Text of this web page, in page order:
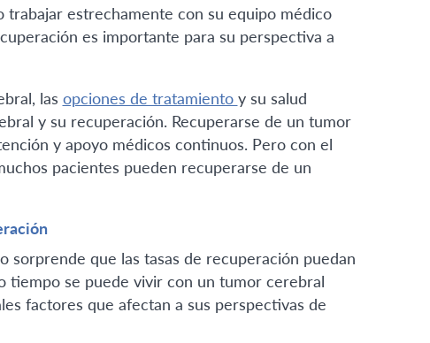
estrechamente con su equipo médico
es importante para su perspectiva a
las opciones de tratamiento y su salud
y su recuperación. Recuperarse de un tumor
y apoyo médicos continuos. Pero con el
pacientes pueden recuperarse de un
que las tasas de recuperación puedan
tiempo se puede vivir con un tumor cerebral
factores que afectan a sus perspectivas de